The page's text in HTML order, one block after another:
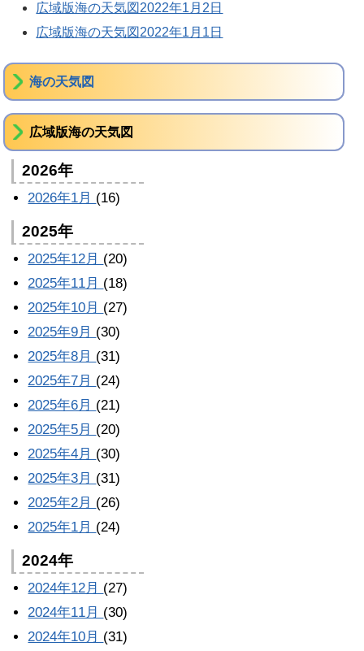
広域版海の天気図2022年1月2日
広域版海の天気図2022年1月1日
海の天気図
広域版海の天気図
2026年
2026年1月 (16)
2025年
2025年12月 (20)
2025年11月 (18)
2025年10月 (27)
2025年9月 (30)
2025年8月 (31)
2025年7月 (24)
2025年6月 (21)
2025年5月 (20)
2025年4月 (30)
2025年3月 (31)
2025年2月 (26)
2025年1月 (24)
2024年
2024年12月 (27)
2024年11月 (30)
2024年10月 (31)